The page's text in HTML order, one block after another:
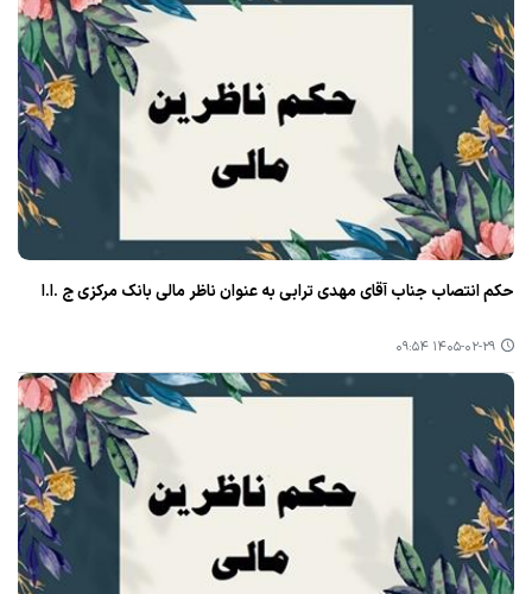
حکم انتصاب جناب آقای مهدی ترابی به عنوان ناظر مالی بانک مرکزی ج .ا.ا
۱۴۰۵-۰۲-۲۹ ۰۹:۵۴